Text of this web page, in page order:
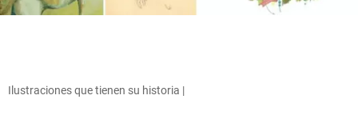
Ilustraciones que tienen su historia |